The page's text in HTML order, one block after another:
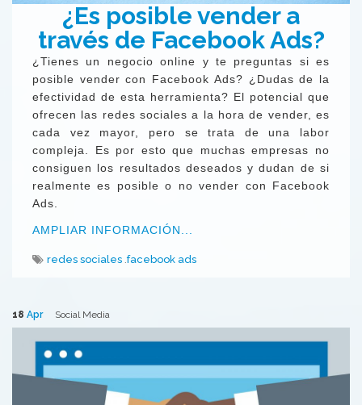
¿Es posible vender a
través de Facebook Ads?
¿Tienes un negocio online y te preguntas si es
posible vender con Facebook Ads? ¿Dudas de la
efectividad de esta herramienta? El potencial que
ofrecen las redes sociales a la hora de vender, es
cada vez mayor, pero se trata de una labor
compleja. Es por esto que muchas empresas no
consiguen los resultados deseados y dudan de si
realmente es posible o no vender con Facebook
Ads.
AMPLIAR INFORMACIÓN...
redes sociales facebook ads
18 Apr Social Media